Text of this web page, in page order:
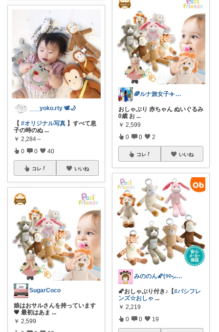
___yoko.rty 🕊🌙
【 #オリジナル写真 】すべて息
子の時のぬ ...
￥ 2,284～
0 0 40
コレ いいね
SugarCoco
娘はおサルさんを持っています
💗 最初はあま ...
￥ 2,599
🌈ルナ旅女子✈️ 旅と暮らしのROOM
おしゃぶり 赤ちゃん ぬいぐるみ
0歳 お ...
￥ 2,599
0 0 2
コレ いいね
みののん🌠(୨୧•͈ᴗ•͈)感謝♡
🌠おしゃぶり付き♪【#パシフレ
ンズ☆おしゃ ...
￥ 2,219
0 0 19